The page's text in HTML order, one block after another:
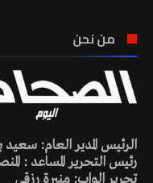
من نحن
الرئيس المدير العام:
رئيس التحرير المساعد :
تحرير الواب: منيرة رزقي